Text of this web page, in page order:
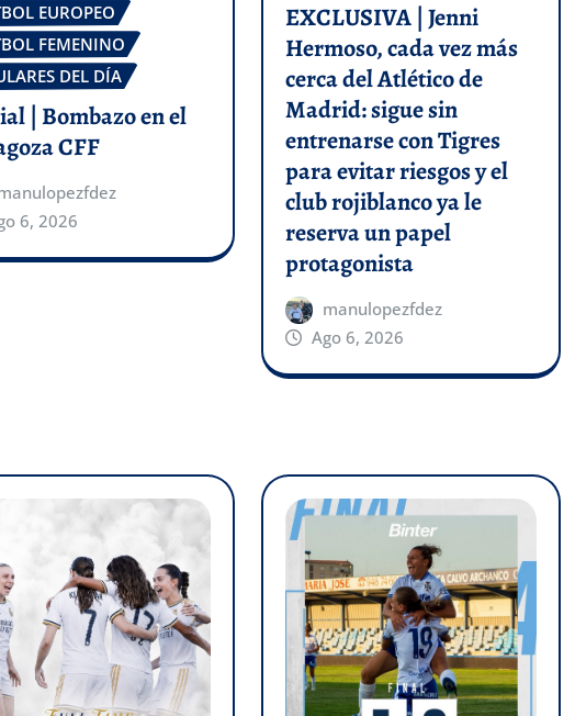
EUROPEO
FEMENINO
DEL DÍA
| Bombazo en el
CFF
6, 2026
EXCLUSIVA | Jenni
Hermoso, cada vez más
cerca del Atlético de
Madrid: sigue sin
entrenarse con Tigres
para evitar riesgos y el
club rojiblanco ya le
reserva un papel
protagonista
manulopezfdez
Ago 6, 2026